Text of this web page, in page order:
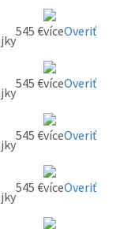
545 € Overiť
545 € Overiť
545 € Overiť
545 € Overiť